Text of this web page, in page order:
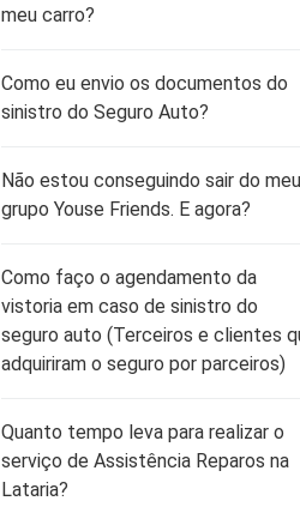
meu carro?
Como eu envio os documentos do
sinistro do Seguro Auto?
Não estou conseguindo sair do meu
grupo Youse Friends. E agora?
Como faço o agendamento da
vistoria em caso de sinistro do
seguro auto (Terceiros e clientes
adquiriram o seguro por parceiros)
Quanto tempo leva para realizar o
serviço de Assistência Reparos na
Lataria?